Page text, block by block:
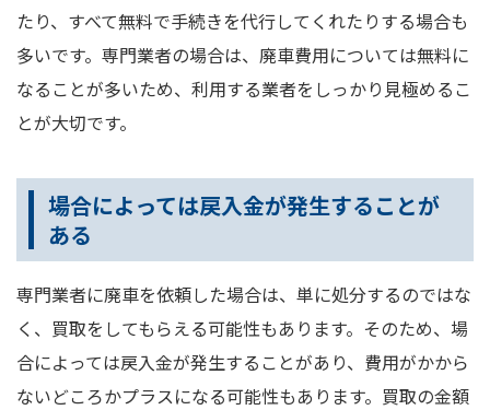
たり、すべて無料で手続きを代行してくれたりする場合も
多いです。専門業者の場合は、廃車費用については無料に
なることが多いため、利用する業者をしっかり見極めるこ
とが大切です。
場合によっては戻入金が発生することが
ある
専門業者に廃車を依頼した場合は、単に処分するのではな
く、買取をしてもらえる可能性もあります。そのため、場
合によっては戻入金が発生することがあり、費用がかから
ないどころかプラスになる可能性もあります。買取の金額